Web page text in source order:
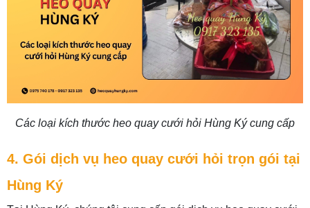
Các loại kích thước heo quay cưới hỏi Hùng Ký cung cấp
4. Gói dịch vụ heo quay cưới hỏi trọn gói tại
Hùng Ký